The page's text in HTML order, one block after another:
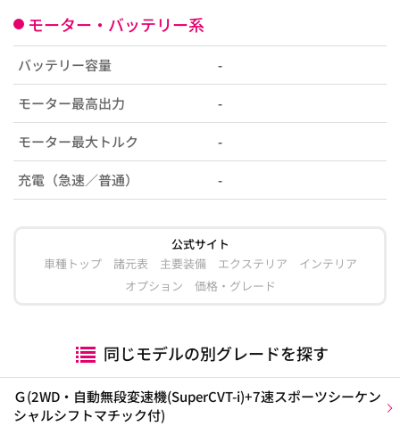
モーター・バッテリー系
バッテリー容量 -
モーター最高出力 -
モーター最大トルク -
充電（急速／普通） -
公式サイト
車種トップ
諸元表 主要装備 エクステリア
インテリア
オプション
価格・グレード
同じモデルの別グレードを探す
Ｇ(2WD・自動無段変速機(SuperCVT-i)+7速スポーツシーケン
シャルシフトマチック付)